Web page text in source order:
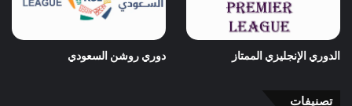
الدوري الإنجليزي الممتاز دوري روشن السعودي
تصنيفات